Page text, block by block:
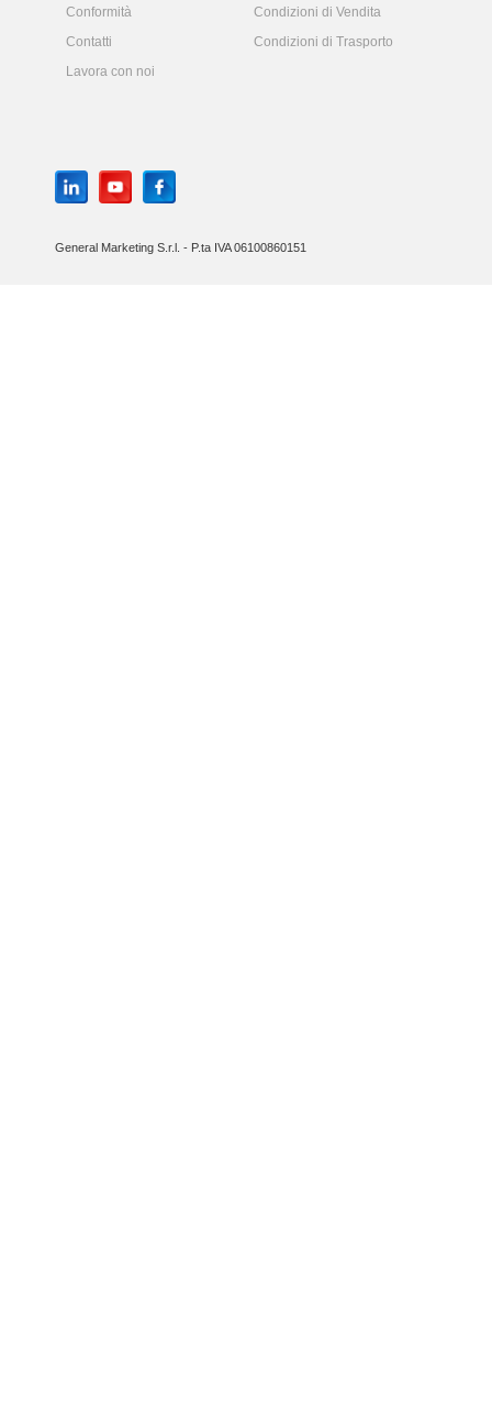
Conformità
Condizioni di Vendita
Contatti
Condizioni di Trasporto
Lavora con noi
General Marketing S.r.l. - P.ta IVA 06100860151